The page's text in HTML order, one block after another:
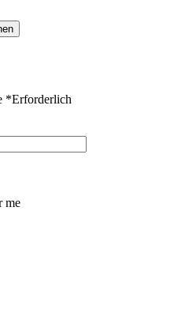
*Erforderlich
me